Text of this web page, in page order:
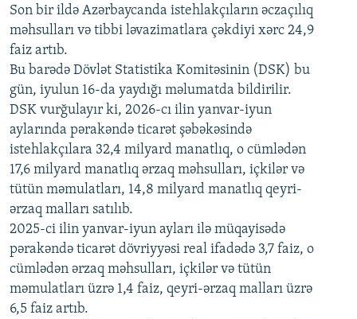
Auto 240p 360p 480p
720p 1080p
360p
480p
720p
1080p
Son bir ildə Azərbaycanda istehlakçıların əczaçılıq
məhsulları və tibbi ləvazimatlara çəkdiyi xərc 24,9
faiz artıb.
Bu barədə Dövlət Statistika Komitəsinin (DSK) bu
gün, iyulun 16-da yaydığı məlumatda bildirilir.
DSK vurğulayır ki, 2026-cı ilin yanvar-iyun
aylarında pərakəndə ticarət şəbəkəsində
istehlakçılara 32,4 milyard manatlıq, o cümlədən
17,6 milyard manatlıq ərzaq məhsulları, içkilər və
tütün məmulatları, 14,8 milyard manatlıq qeyri-
ərzaq malları satılıb.
2025-ci ilin yanvar-iyun ayları ilə müqayisədə
pərakəndə ticarət dövriyyəsi real ifadədə 3,7 faiz, o
cümlədən ərzaq məhsulları, içkilər və tütün
məmulatları üzrə 1,4 faiz, qeyri-ərzaq malları üzrə
6,5 faiz artıb.